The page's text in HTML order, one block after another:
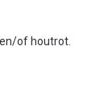
of houtrot.